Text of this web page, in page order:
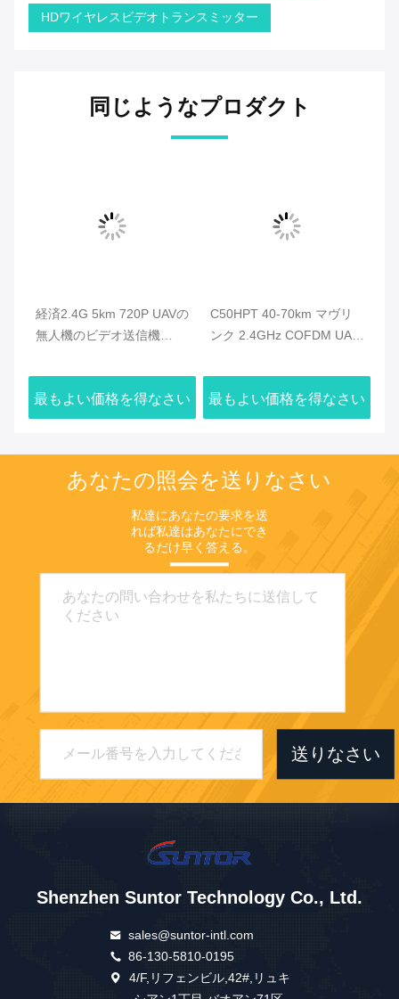
HDワイヤレスビデオトランスミッター
同じようなプロダクト
経済2.4G 5km 720P UAVの
無人機のビデオ送信機
パートのデータ・リンク
最もよい価格を得なさい
C50HPT 40-70km マヴリ
ンク 2.4GHz COFDM UAV
長距離 UP/Downlink
最もよい価格を得なさい
あなたの照会を送りなさい
私達にあなたの要求を送
れば私達はあなたにでき
るだけ早く答える。
送りなさい
Shenzhen Suntor Technology Co., Ltd.
sales@suntor-intl.com
86-130-5810-0195
4/F,リフェンビル,42#,リュキ